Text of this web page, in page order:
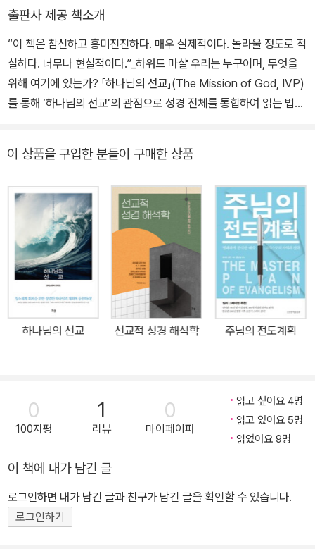
서』(이상 디모데) 등 다수가 있다.
출판사 제공 책소개
“이 책은 참신하고 흥미진진하다. 매우 실제적이다. 놀라울 정도로 적
실하다. 너무나 현실적이다.”_하워드 마샬 우리는 누구이며, 무엇을
위해 여기에 있는가? 「하나님의 선교」(The Mission of God, IVP)
를 통해 ‘하나님의 선교’의 관점으로 성경 전체를 통합하여 읽는 법을
백성의 존재 목적과 사명을 성경 전체로부터 다시 규명하고자 한다.
이 책은 선교사뿐만 아니라 모든 그리스도인을 위한 책이며, 그리스
도인이 삶 가운데 행하는 모든 일이 선교가 되게 할 책이다. 한마디로,
하나님의 백성을 위한 사명 선언서이자 삶의 매뉴얼이라 할 수 있다.
“성경을 하나님의 말씀으로 믿는 그리스도인들은 ‘당신이 이 땅에 존
재하는 목적이 무엇인가?’라는 질문에 대답해야 한다.” _유병국, WE
C 국제 선교 동원 디렉터 “교회의 선교와 성경신학의 해묵은 분리를
뛰어넘는 진정한 통합의 길을 제시하는 책이다.” _정민영, 국제위클
리프 부대표 ■ 출판사 리뷰 우리는 누구이며, 무엇을 위해 여기에 있
는가? “이 책에서 나는, 성경의 이 하나님이 그분 자신과의 구원 및
있다. ‘우리는 누구이며, 무엇을 위해 여기에 있는가?’ 성경이 역사의
모든 세대를 관통하는 하나님의 웅대한 선교를 제시한다면, 그것은
우리 자신을 포함한 각 세대 속에서 이루어지는 하나님 백성의 선교
서) “이 책은 「하나님의 선교」의 축약판인가요?” 크리스토퍼 라이트
가 이 책을 쓰면서 자주 들었던 질문이다. 하지만 이 책 「하나님 백성
의 선교」와 「하나님의 선교」에는 분명한 차이점이 존재한다. 「하나님
이 상품을 구입한 분들이 구매한 상품
하나님의 선교 선교적 성경 해석학 주님의 전도계획
0
100자평
1
리뷰
0
마이페이퍼
읽고 싶어요 4명
읽고 있어요 5명
읽었어요 9명
이 책에 내가 남긴 글
로그인하면 내가 남긴 글과 친구가 남긴 글을 확인할 수 있습니다.
로그인하기